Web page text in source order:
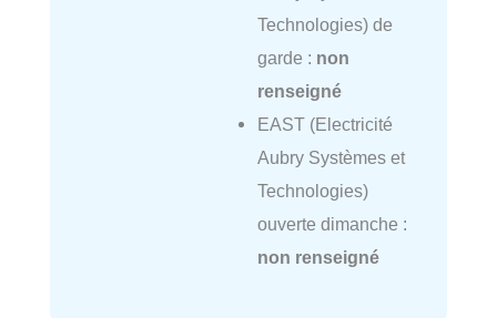
Technologies) de
garde : non
renseigné
EAST (Electricité
Aubry Systèmes et
Technologies)
ouverte dimanche :
non renseigné